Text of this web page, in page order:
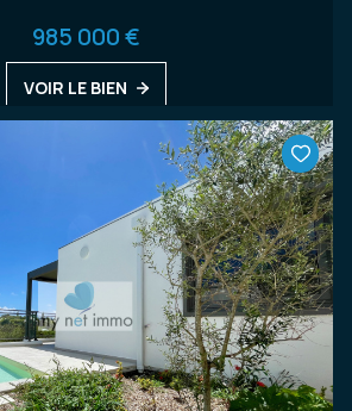
985 000 €
VOIR LE BIEN